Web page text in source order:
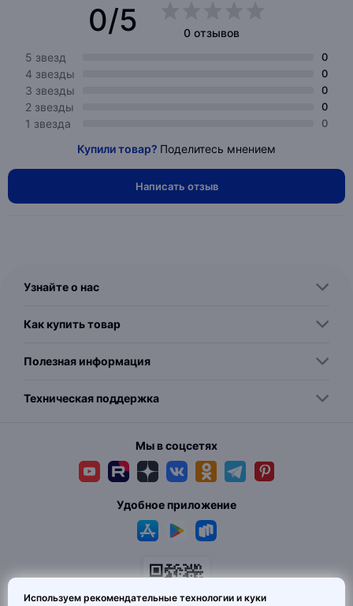
0/5
0 отзывов
5 звезд
0
4 звезды 0
3 звезды 0
2 звезды 0
1 звезда 0
Купили товар? Поделитесь мнением
Написать отзыв
Узнайте о нас
Как купить товар
Полезная информация
Техническая поддержка
Мы в соцсетях
Удобное приложение
Используем рекомендательные технологии и куки